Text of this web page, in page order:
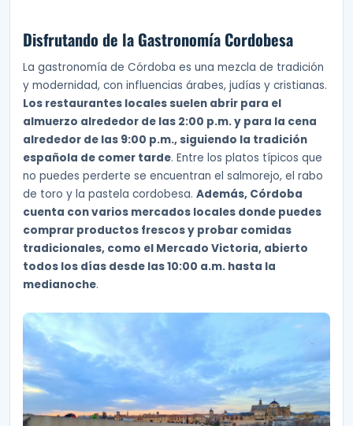
Disfrutando de la Gastronomía Cordobesa
La gastronomía de Córdoba es una mezcla de tradición
y modernidad, con influencias árabes, judías y cristianas.
Los restaurantes locales suelen abrir para el
almuerzo alrededor de las 2:00 p.m. y para la cena
alrededor de las 9:00 p.m., siguiendo la tradición
española de comer tarde. Entre los platos típicos que
no puedes perderte se encuentran el salmorejo, el rabo
de toro y la pastela cordobesa. Además, Córdoba
cuenta con varios mercados locales donde puedes
comprar productos frescos y probar comidas
tradicionales, como el Mercado Victoria, abierto
todos los días desde las 10:00 a.m. hasta la
medianoche.